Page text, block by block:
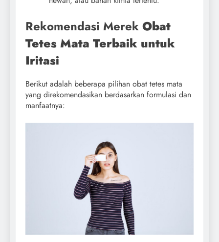
Rekomendasi Merek Obat
Tetes Mata Terbaik untuk
Iritasi
Berikut adalah beberapa pilihan obat tetes mata
yang direkomendasikan berdasarkan formulasi dan
manfaatnya: